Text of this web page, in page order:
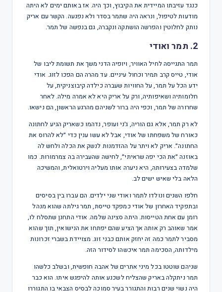
כנגד עזיבתו המיידית את הקיבוץ, וכך היה. אז באותם ימים לא היתה
מודעות לטיפול, ונראה היה שתמר בסדר ולא נפגעה. הקשר עם אריק
נותק לחלוטין והפרשה הושתקה ונקברה, גם בנפשה של תמר.
2. תמר ואודי
תמר התגייסה לחיל האוויר, ויופיה הדני משך את תשומת ליבו של
אודי, טייס קרב תמיר וכחול עיניים. עד מהרה הם הפכו לזוג. אודי
ידע הכל על תמר, על החוויות שעברה כילדה קיבוצניקית, על
חלומותיה ושאיפותיה, ורק על אריק היא לא אמרה מילה. לאחר
שחרורה של תמר, וכפי היה ברור לשניהם מהרגע הראשון, הם נישאו.
לא רק תמר, אלא גם הוריה, ג׳ני ועופר, נדהמו כשאריק הגיע לחתונה
כאורח של משפחתו של אודי, אבל לא עשו ענין כדי ״לא להרוס את
החתונה״. אריק לא ויתר על ההזדמנות לנשק את הכלה ולחש לה
באוזנה ״את הכי יפה שראיתי״, לחישה שהעבירה בה צמרמורות. כמו
שלמדה בצעירותה, היא ניערה אותו מעליה וירטואלית, והמשיכה
הלאה בלי שאיש ישים לב.
חלפו השנים ונולדו לתמר ואודי שני ילדים. הם עברו בין בסיסים
ובתפקיד האחרון של אודי כמפקד טייסת, תמר גילתה שהוא מנהל
רומן עם אחת הטייסות. היתה סצינה שלמה. אודי התחנן שתסלח לו,
אמר שאוהב רק אותה אך הציע שהם יפתחו את הנישואין, תוך שהוא
מסביר לתמר כמה זה יחזק אותם כבני זוג. מצויידת בשברי זכרונות
מילדותה, הסכימה תמר איכשהו לסידור הזה.
שניהם שוטטו בכל מיני אתרים של אהבה חופשית, ובשלב כלשהו
תמר ניתקלה באריק שהצליח לשכנע אותה להיפגש איתו. הוא כבר
היה נשוי שנים רבות והתגורר בעיר סמוכה לבסיס הצבאי בו התגוררו